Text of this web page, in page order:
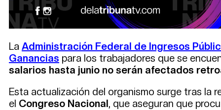
La Administración Federal de Ingresos
Ganancias para los trabajadores que se
salarios hasta junio no serán afectados
Esta actualización del organismo surge tras la
el Congreso Nacional, que aseguran que